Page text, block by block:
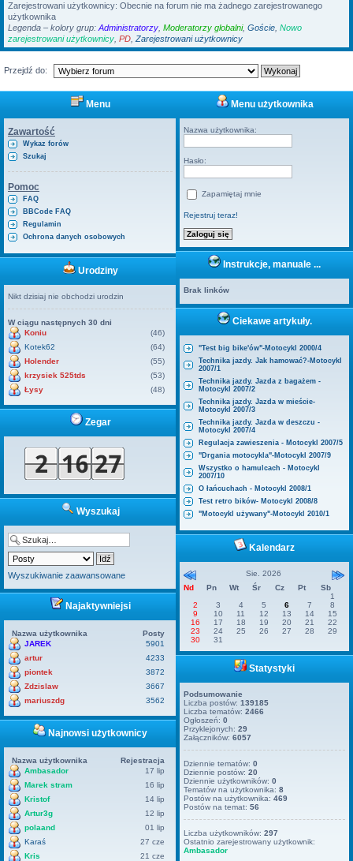
Zarejestrowani użytkownicy: Obecnie na forum nie ma żadnego zarejestrowanego
użytkownika
Legenda – kolory grup: Administratorzy Moderatorzy globalni, Goście Nowo
zarejestrowani użytkownicy PD Zarejestrowani użytkownicy
Przejdź do:
Menu
Zawartość
Wykaz forów
Szukaj
Pomoc
FAQ
BBCode FAQ
Regulamin
Ochrona danych osobowych
Urodziny
Nikt dzisiaj nie obchodzi urodzin
W ciągu następnych 30 dni
Koniu
(46)
Kotek62
(64)
Holender
(55)
krzysiek 525tds
(53)
Łysy
(48)
Zegar
Wyszukaj
Wyszukiwanie zaawansowane
Najaktywniejsi
Nazwa użytkownika
Posty
JAREK
5901
artur
4233
piontek
3872
Zdzislaw
3667
mariuszdg
3562
Najnowsi użytkownicy
Nazwa użytkownika
Rejestracja
Ambasador
17 lip
Marek stram
16 lip
Kristof
14 lip
Artur3g
12 lip
polaand
01 lip
Karaś
27 cze
Kris
21 cze
Menu użytkownika
Nazwa użytkownika:
Hasło:
Zapamiętaj mnie
Rejestruj teraz!
Instrukcje, manuale ...
Brak linków
Ciekawe artykuły.
"Test big bike'ów"-Motocykl 2000/4
Technika jazdy. Jak hamować?-Motocykl
2007/1
Technika jazdy. Jazda z bagażem -
Motocykl 2007/2
Technika jazdy. Jazda w mieście-
Motocykl 2007/3
Technika jazdy. Jazda w deszczu -
Motocykl 2007/4
Regulacja zawieszenia - Motocykl 2007/5
"Drgania motocykla"-Motocykl 2007/9
Wszystko o hamulcach - Motocykl
2007/10
O łańcuchach - Motocykl 2008/1
Test retro bików- Motocykl 2008/8
"Motocykl używany"-Motocykl 2010/1
Kalendarz
Sie. 2026
Nd
Pn Wt Śr Cz Pt
Sb
1
2
3 4 5 6 7
8
9
10 11 12 13 14
15
16
17 18 19 20 21
22
23
24 25 26 27 28
29
30
31
Statystyki
Podsumowanie
Liczba postów:139185
Liczba tematów:2466
Ogłoszeń:0
Przyklejonych:29
Załączników:6057
Dziennie tematów:0
Dziennie postów:20
Dziennie użytkowników:0
Tematów na użytkownika:8
Postów na użytkownika:469
Postów na temat:56
Liczba użytkowników:297
Ostatnio zarejestrowany użytkownik:
Ambasador